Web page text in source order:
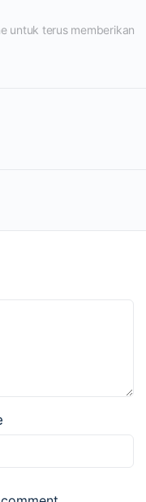
untuk terus memberikan